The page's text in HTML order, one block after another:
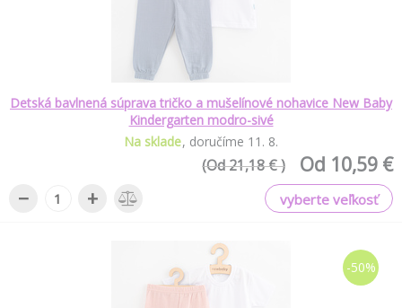
Detská bavlnená súprava tričko a mušelínové nohavice New Baby
Kindergarten modro-sivé
Na sklade doručíme 11 . 8.
Od 10,59 €
(Od 21,18 € )
− + vyberte veľkosť
-50%